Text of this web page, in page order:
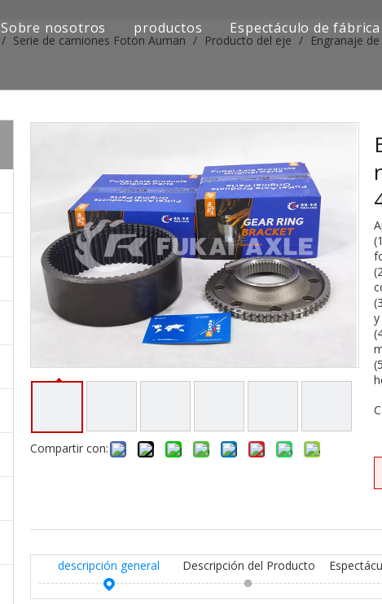
Sobre nosotros productos
Serie de camiones SAIC-lveco
Serie de camiones Foton Auman
Serie de camiones FAW Jiefang
Serie de camiones Dongfeng
Serie de camiones europea y
Piezas de repuesto para maquinaria
Espectáculo de fábrica
/ Serie de camiones Foton Auman / Producto del eje / Engranaje
Compartir con:
descripción general Descripción del Producto